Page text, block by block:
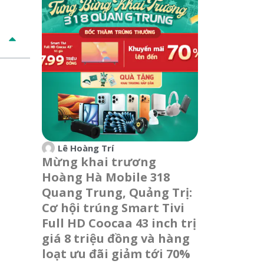
Lê Hoàng Trí
Mừng khai trương
Hoàng Hà Mobile 318
Quang Trung, Quảng Trị:
Cơ hội trúng Smart Tivi
Full HD Coocaa 43 inch trị
giá 8 triệu đồng và hàng
loạt ưu đãi giảm tới 70%